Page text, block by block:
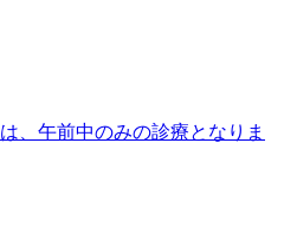
、午前中のみの診療となりま